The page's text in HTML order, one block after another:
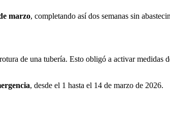
marzo, completando así dos semanas sin
de una tubería. Esto obligó a activar medidas
, desde el 1 hasta el 14 de marzo de 2026.